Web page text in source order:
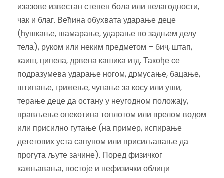
изазове известан степен бола или нелагодности,
чак и благ. Већина обухвата ударање деце
(ћушкање, шамарање, ударање по задњем делу
тела), руком или неким предметом – бич, штап,
каиш, ципела, дрвена кашика итд. Такође се
подразумева ударање ногом, дрмусање, бацање,
штипање, грижење, чупање за косу или уши,
терање деце да остану у неугодном положају,
прављење опекотина топлотом или врелом водом
или присилно гутање (на пример, испирање
дететових уста сапуном или присиљавање да
прогута љуте зачине). Поред физичког
кажњавања, постоје и нефизички облици